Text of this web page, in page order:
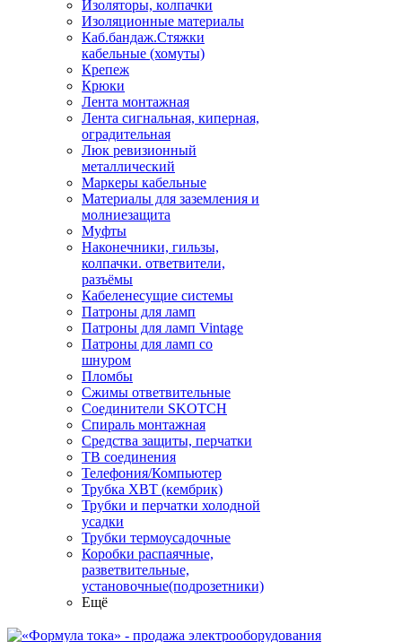
Изоляторы, колпачки
Изоляционные материалы
Каб.бандаж.Стяжки
кабельные (хомуты)
Крепеж
Крюки
Лента монтажная
Лента сигнальная, киперная,
оградительная
Люк ревизионный
металлический
Маркеры кабельные
Материалы для заземления и
молниезащита
Муфты
Наконечники, гильзы,
колпачки. ответвители,
разъёмы
Кабеленесущие системы
Патроны для ламп
Патроны для ламп Vintage
Патроны для ламп со
шнуром
Пломбы
Сжимы ответвительные
Соединители SKOTCH
Спираль монтажная
Средства защиты, перчатки
ТВ соединения
Телефония/Компьютер
Трубка ХВТ (кембрик)
Трубки и перчатки холодной
усадки
Трубки термоусадочные
Коробки распаячные,
разветвительные,
установочные(подрозетники)
Ещё